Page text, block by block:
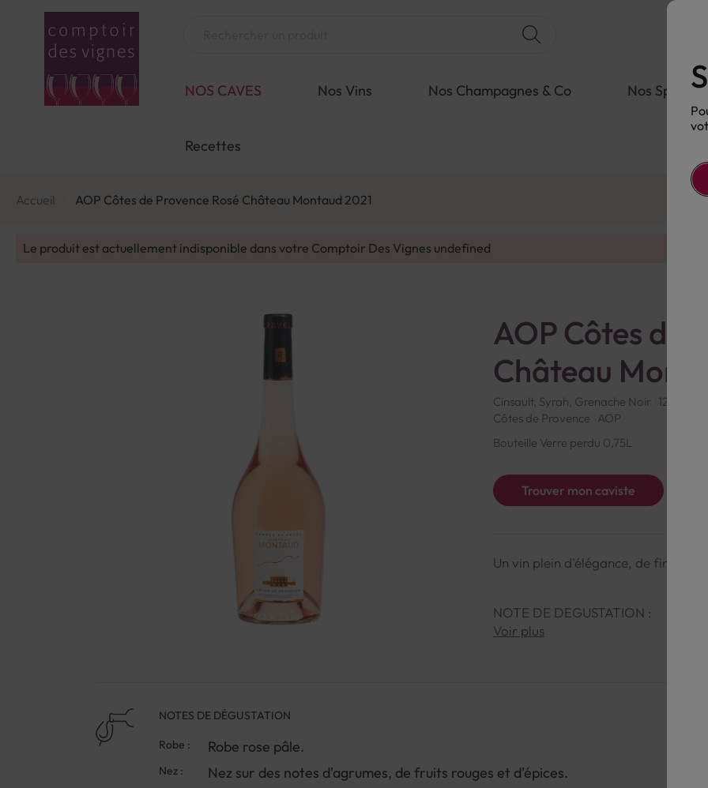
NOS CAVES Nos Vins Nos Champagnes & Co Nos
Recettes
Accueil AOP Côtes de Provence Rosé Château Montaud 2021
Le produit est actuellement indisponible dans votre Comptoir Des Vignes undefined
AOP Côtes de
Château
Cinsault, Syrah, Grenache Noir 12.5°
Côtes de Provence AOP
Bouteille Verre perdu 0,75L
Trouver mon caviste
Un vin plein d'élégance, de finesse
NOTE DE DEGUSTATION :
Voir plus
NOTES DE DÉGUSTATION
Robe : Robe rose pâle.
Nez : Nez sur des notes d'agrumes, de fruits rouges et d'épices.